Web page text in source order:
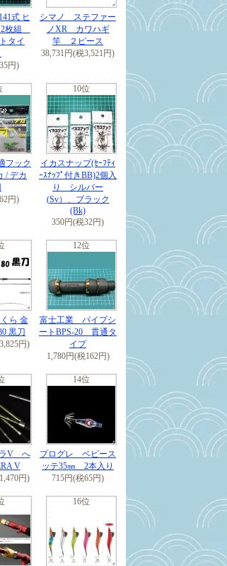
式 ヒ
2枚組
タイ
円)
シマノ ステファー
ノXR カワハギ
竿 ２ピース
38,731円(税3,521円)
フック
/ デカ
円)
10位
イカスナップ(ｾｰﾌﾃｨ
ｰｽﾅｯﾌﾟ付きBB)2個入
り シルバー
(Sv）、ブラック
(Bk)
350円(税32円)
ら 金
黒刀
円)
12位
富士工業 パイプシ
ートBPS-20 貫通タ
イプ
1,780円(税162円)
V へ
V
円)
14位
プログレ ベビース
ッテ35㎜ 2本入り
715円(税65円)
16位